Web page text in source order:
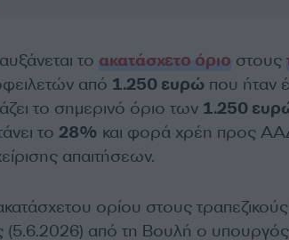
το ακατάσχετο όριο στους
από 1.250 ευρώπου ήταν
το σημερινό όριο των 1.250
το 28% και φορά χρέη προς
απαιτήσεων.
ορίου στους
(5.6.2026) από τη Βουλή ο υπουργός